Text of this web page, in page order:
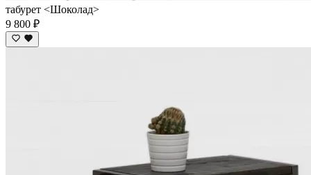
табурет <Шоколад>
9 800 ₽